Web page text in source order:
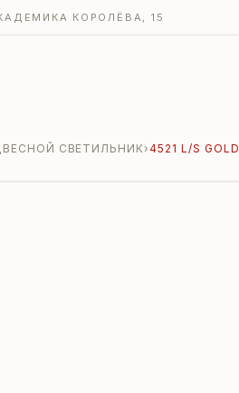
КОРОЛЁВА, 15
СВЕТИЛЬНИК›4521 L/S GOLD